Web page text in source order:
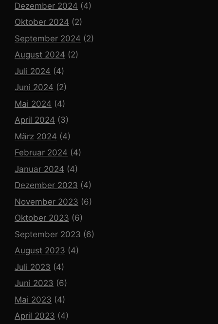
Dezember 2024 (4)
Oktober 2024 (2)
September 2024 (2)
August 2024 (2)
Juli 2024 (4)
Juni 2024 (2)
Mai 2024 (4)
April 2024 (3)
März 2024 (4)
Februar 2024 (4)
Januar 2024 (4)
Dezember 2023 (4)
November 2023 (6)
Oktober 2023 (6)
September 2023 (6)
August 2023 (4)
Juli 2023 (4)
Juni 2023 (6)
Mai 2023 (4)
April 2023 (4)